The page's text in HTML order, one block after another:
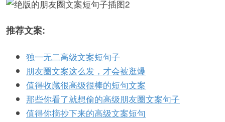
推荐文案:
独一无二高级文案短句子
朋友圈文案这么发，才会被逛爆
值得收藏很高级很棒的短句文案
那些你看了就想偷的高级朋友圈文案句子
值得你摘抄下来的高级文案短句